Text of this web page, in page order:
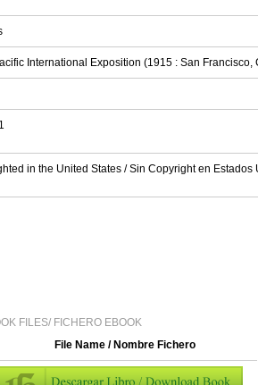
International Exposition (1915 : San Francisco,
in the United States / Sin Copyright en Estados
FILES/ FICHERO EBOOK
File Name / Nombre Fichero